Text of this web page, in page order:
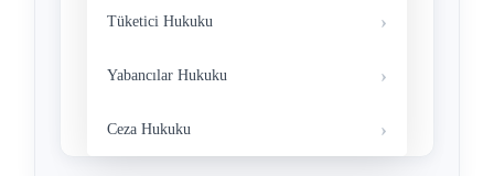
Tüketici Hukuku
Yabancılar Hukuku
Ceza Hukuku